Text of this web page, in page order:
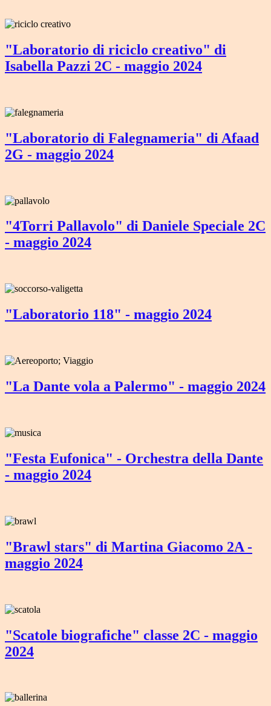
"Laboratorio di riciclo creativo" di
Isabella Pazzi 2C - maggio 2024
"Laboratorio di Falegnameria" di Afaad
2G - maggio 2024
"4Torri Pallavolo" di Daniele Speciale 2C
- maggio 2024
"Laboratorio 118" - maggio 2024
"La Dante vola a Palermo" - maggio 2024
"Festa Eufonica" - Orchestra della Dante
- maggio 2024
"Brawl stars" di Martina Giacomo 2A -
maggio 2024
"Scatole biografiche" classe 2C - maggio
2024